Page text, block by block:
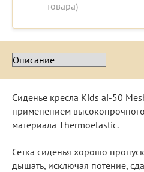
товара)
Сиденье кресла Kids ai-50
применением высокопрочного
материала Thermoelastic.
Сетка сиденья хорошо
дышать, исключая потение,